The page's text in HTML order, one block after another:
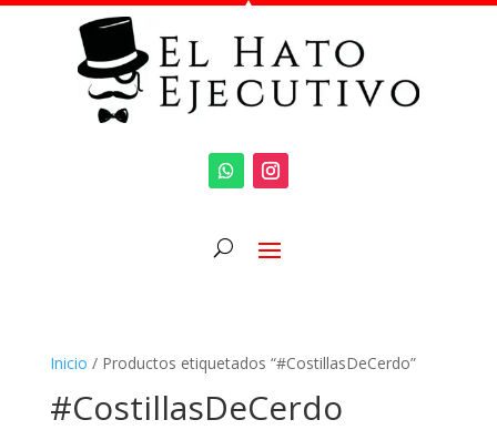
Inicio / Productos etiquetados “#CostillasDeCerdo”
#CostillasDeCerdo